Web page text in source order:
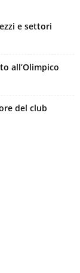
e settori
all’Olimpico
del club